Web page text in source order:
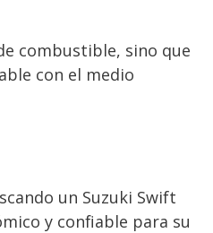
combustible, sino que
con el medio
un Suzuki Swift
y confiable para su